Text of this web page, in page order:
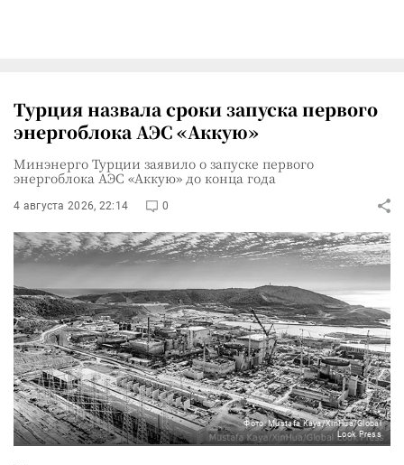
Турция назвала сроки запуска первого
энергоблока АЭС «Аккую»
Минэнерго Турции заявило о запуске первого
энергоблока АЭС «Аккую» до конца года
4 августа 2026, 22:14 0
Фото: Mustafa Kaya/XinHua/Global
Look Press